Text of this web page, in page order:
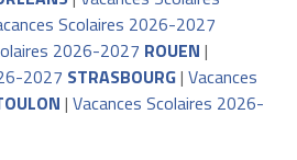
Scolaires 2026-2027
2026-2027 ROUEN |
2027 STRASBOURG| Vacances
| Vacances Scolaires 2026-